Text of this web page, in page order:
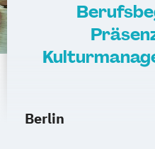
Berlin